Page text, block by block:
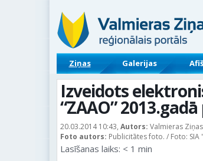
Ziņas Galerijas
Izveidots
“ZAAO”
20.03.2014 10:43, Autors: Valmieras Ziņas
Foto autors: Publicitātes foto. / Foto: SIA
Lasīšanas laiks: < 1 min